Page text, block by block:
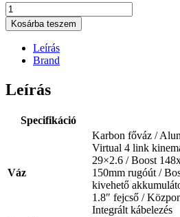
Strike
eRIDE
900
EVO
Fekete
Elektromos
MTB
L
Kosárba teszem
Leírás
Brand
Leírás
Specifikáció
Váz
Karbon főváz /
Virtual 4 link
29×2.6 / Boost
150mm rugóút /
kivehető
1.8″ fejcső /
Integrált kábelezés